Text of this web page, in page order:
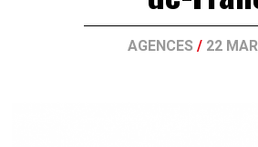
AGENCES / 22